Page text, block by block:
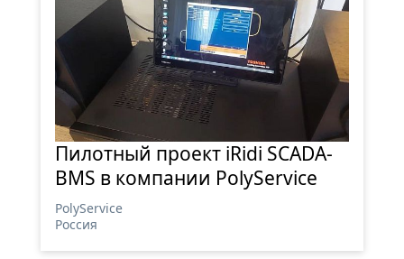
Пилотный проект iRidi SCADA-
BMS в компании PolyService
PolyService
Россия